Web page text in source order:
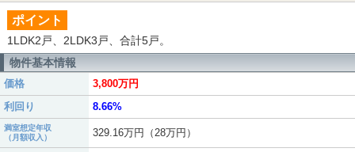
ポイント
1LDK2戸、2LDK3戸、合計5戸。
物件基本情報
価格
3,800万円
利回り
8.66%
満室想定年収
（月額収入）
329.16万円（28万円）